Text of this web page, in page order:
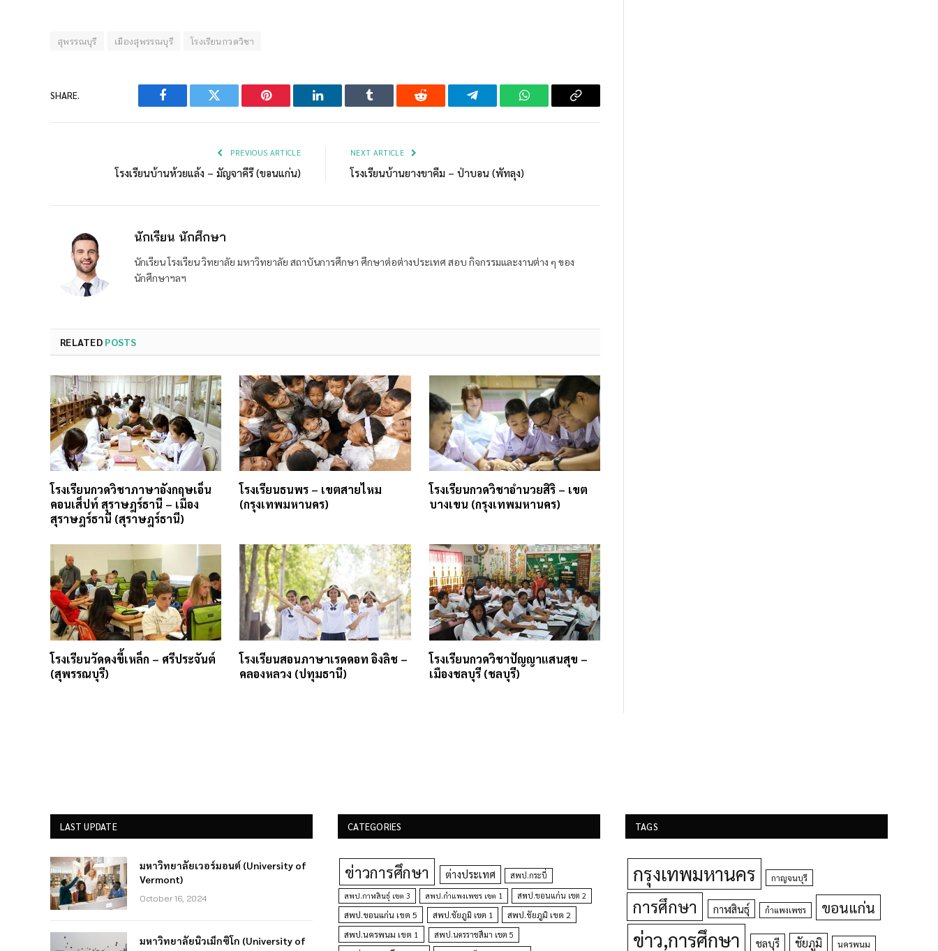
สุพรรณบุรี เมืองสุพรรณบุรี โรงเรียนกวดวิชา
SHARE.
Facebook Twitter Pinterest LinkedIn Tumblr Reddit Telegram WhatsAppCopy
PREVIOUS ARTICLE
โรงเรียนบ้านห้วยแล้ง – มัญจาคีรี (ขอนแก่น)
NEXT ARTICLE
โรงเรียนบ้านยางขาคีม – ป่าบอน (พัทลุง)
นักเรียน นักศึกษา
นักเรียน โรงเรียน วิทยาลัย มหาวิทยาลัย สถาบันการศึกษา ศึกษาต่อต่างประเทศ สอบ กิจกรรมและงานต่าง ๆ ของ
นักศึกษาฯลฯ
RELATED POSTS
โรงเรียนกวดวิชาภาษาอังกฤษเอ็น
คอนเส็ปท์ สุราษฎร์ธานี – เมือง
สุราษฎร์ธานี (สุราษฎร์ธานี)
โรงเรียนธนพร – เขตสายไหม
(กรุงเทพมหานคร)
โรงเรียนกวดวิชาอำนวยสิริ – เขต
บางเขน (กรุงเทพมหานคร)
โรงเรียนวัดดงขี้เหล็ก – ศรีประจันต์
(สุพรรณบุรี)
โรงเรียนสอนภาษาเรดดอท อิงลิช –
คลองหลวง (ปทุมธานี)
โรงเรียนกวดวิชาปัญญาแสนสุข –
เมืองชลบุรี (ชลบุรี)
LAST UPDATE
มหาวิทยาลัยเวอร์มอนต์ (University of
Vermont)
October 16, 2024
มหาวิทยาลัยนิวเม็กซิโก (University of
CATEGORIES
ข่าวการศึกษา ต่างประเทศ สพป.กระบี่
สพป.กาฬสินธุ์ เขต 3 สพป.กำแพงเพชร เขต 1 สพป.ขอนแก่น เขต 2
สพป.ขอนแก่น เขต 5 สพป.ชัยภูมิ เขต 1
สพป.ชัยภูมิ เขต 2
สพป.นครพนม เขต 1
สพป.นครราชสีมา เขต 5
TAGS
กรุงเทพมหานคร กาญจนบุรี
การศึกษา กาฬสินธุ์ กำแพงเพชร ขอนแก่น
ข่าว,การศึกษา ชลบุรี ชัยภูมิ นครพนม